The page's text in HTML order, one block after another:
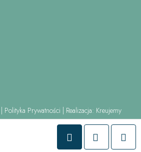
Polityka Prywatności | Realizacja: Kreujemy